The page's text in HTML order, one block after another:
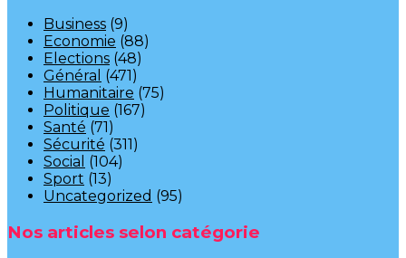
Business (9)
Economie (88)
Elections (48)
Général (471)
Humanitaire (75)
Politique (167)
Santé (71)
Sécurité (311)
Social (104)
Sport (13)
Uncategorized (95)
Nos articles selon catégorie